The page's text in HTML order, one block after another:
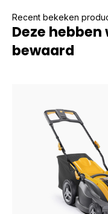
Recent bekeken
Deze
bewaard